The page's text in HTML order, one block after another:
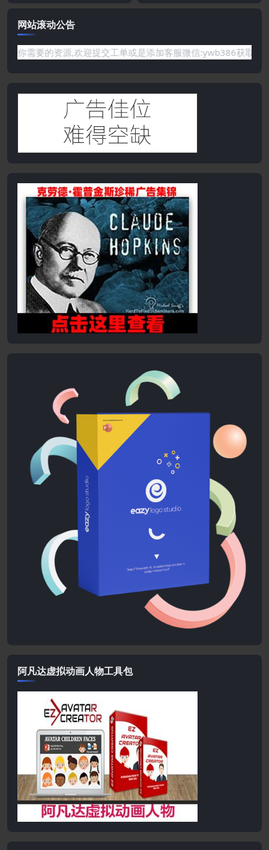
网站滚动公告
的资源,欢迎提交工单或是添加客服微信:ywb386获取帮助！
阿凡达虚拟动画人物工具包